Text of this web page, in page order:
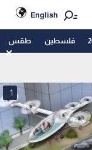
English
فلسطين طقس
1